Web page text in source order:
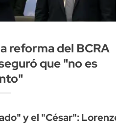
reforma del BCRA
que "no es
y el "César":